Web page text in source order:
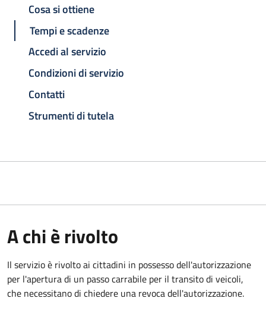
Cosa si ottiene
Tempi e scadenze
Accedi al servizio
Condizioni di servizio
Contatti
Strumenti di tutela
A chi è rivolto
Il servizio è rivolto ai cittadini in possesso dell'autorizzazione
per l'apertura di un passo carrabile per il transito di veicoli,
che necessitano di chiedere una revoca dell'autorizzazione.